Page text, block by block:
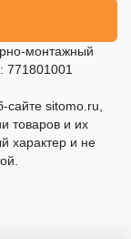
монтажный
771801001
sitomo.ru,
товаров и их
характер и не